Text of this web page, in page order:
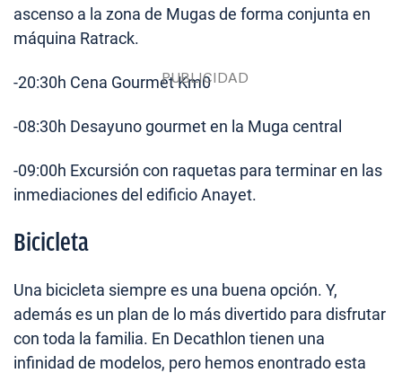
ascenso a la zona de Mugas de forma conjunta en
máquina Ratrack.
-20:30h Cena Gourmet Km0
-08:30h Desayuno gourmet en la Muga central
-09:00h Excursión con raquetas para terminar en las
inmediaciones del edificio Anayet.
Bicicleta
Una bicicleta siempre es una buena opción. Y,
además es un plan de lo más divertido para disfrutar
con toda la familia. En Decathlon tienen una
infinidad de modelos, pero hemos enontrado esta